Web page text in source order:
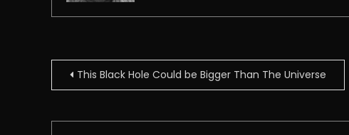
Navegación
This Black Hole Could be Bigger Than The Universe